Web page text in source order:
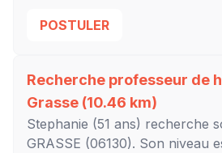
POSTULER
Recherche professeur de
Grasse (10.46 km)
Stephanie (51 ans) recherche
GRASSE (06130). Son niveau